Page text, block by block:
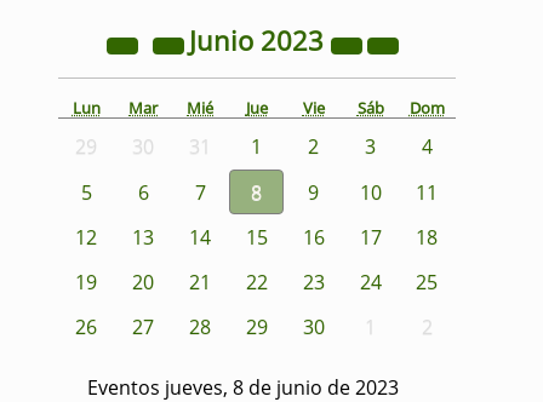
Junio 2023
Lun Mar Mié Jue Vie Sáb Dom
29 30 31 1 2 3
4
5
6 7 8 9 10
11
12
13 14 15 16 17
18
19
20 21 22 23 24
25
26
27 28 29 30 1 2
Eventos jueves, 8 de junio de 2023